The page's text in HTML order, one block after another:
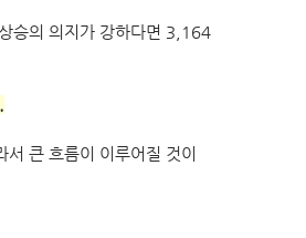
승의 의지가 강하다면 3,164
큰 흐름이 이루어질 것이